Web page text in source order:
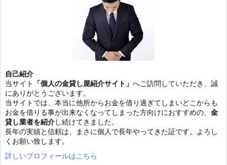
自己紹介
当サイト
「個人の金貸し屋紹介サイト」 へご訪問していただき、誠
にありがとうございます。
当サイトでは、本当に他所からお金を借り過ぎてしまいどこからも
お金を借りる事が出来なくなってしまった方向けにおすすめの、 金
貸し業者を紹介し続けてきました。
長年の実績と信頼は、まさに個人で長年やってきた証です。よろし
くお願い致します。
詳しいプロフィールはこちら